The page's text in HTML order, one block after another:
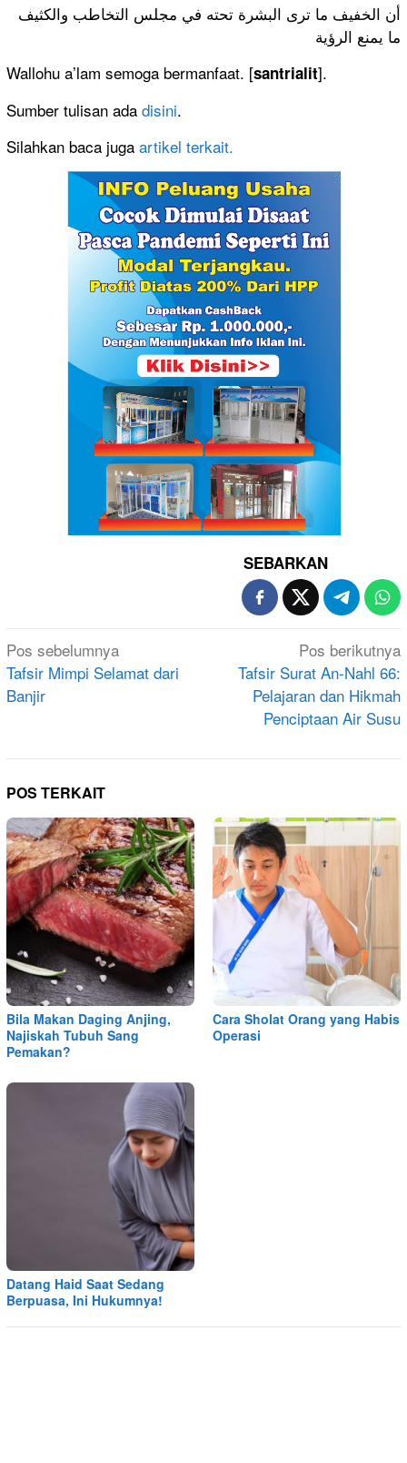
أن الخفيف ما ترى البشرة تحته في مجلس التخاطب والكثيف
ما يمنع الرؤية
Wallohu a’lam semoga bermanfaat. [santrialit].
Sumber tulisan ada disini.
Silahkan baca juga artikel terkait.
SEBARKAN
Navigasi
pos
Pos sebelumnya
Tafsir Mimpi Selamat dari
Banjir
Pos berikutnya
Tafsir Surat An-Nahl 66:
Pelajaran dan Hikmah
Penciptaan Air Susu
POS TERKAIT
Bila Makan Daging Anjing,
Najiskah Tubuh Sang
Pemakan?
Cara Sholat Orang yang Habis
Operasi
Datang Haid Saat Sedang
Berpuasa, Ini Hukumnya!